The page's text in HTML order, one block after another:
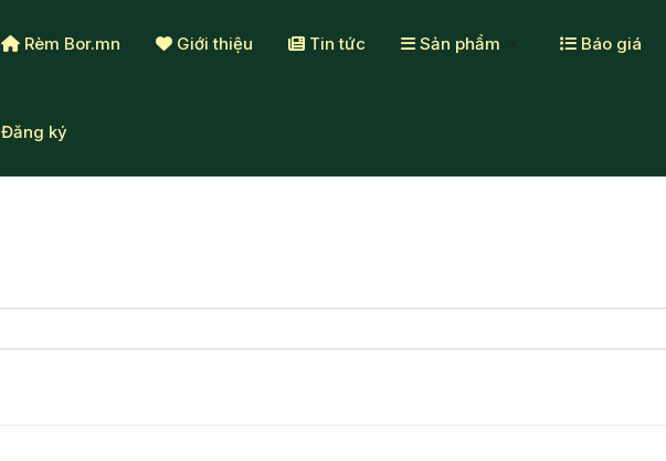
Rèm Bor.mn Giới thiệu Tin tức Sản phẩm Báo giá
Đăng ký